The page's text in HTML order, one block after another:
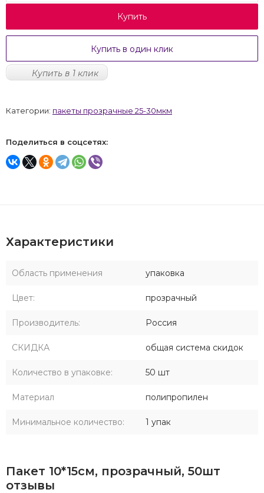
Купить
Купить в один клик
Купить в 1 клик
Категории: пакеты прозрачные 25-30мкм
Поделиться в соцсетях:
Характеристики
Область применения упаковка
Цвет: прозрачный
Производитель: Россия
СКИДКА общая система скидок
Количество в упаковке: 50 шт
Материал полипропилен
Минимальное количество: 1 упак
Пакет 10*15см, прозрачный, 50шт
отзывы